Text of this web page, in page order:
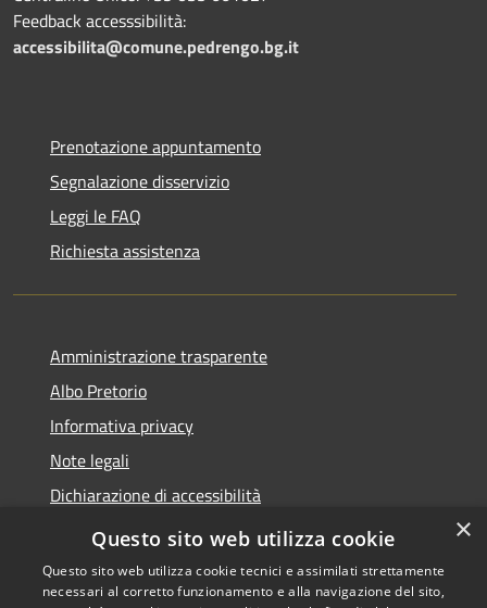
Feedback accesssibilità:
accessibilita@comune.pedrengo.bg.it
Prenotazione appuntamento
Segnalazione disservizio
Leggi le FAQ
Richiesta assistenza
Amministrazione trasparente
Albo Pretorio
Informativa privacy
Note legali
Dichiarazione di accessibilità
Area riservata dipendenti
×
Questo sito web utilizza cookie
Questo sito web utilizza cookie tecnici e assimilati strettamente
necessari al corretto funzionamento e alla navigazione del sito,